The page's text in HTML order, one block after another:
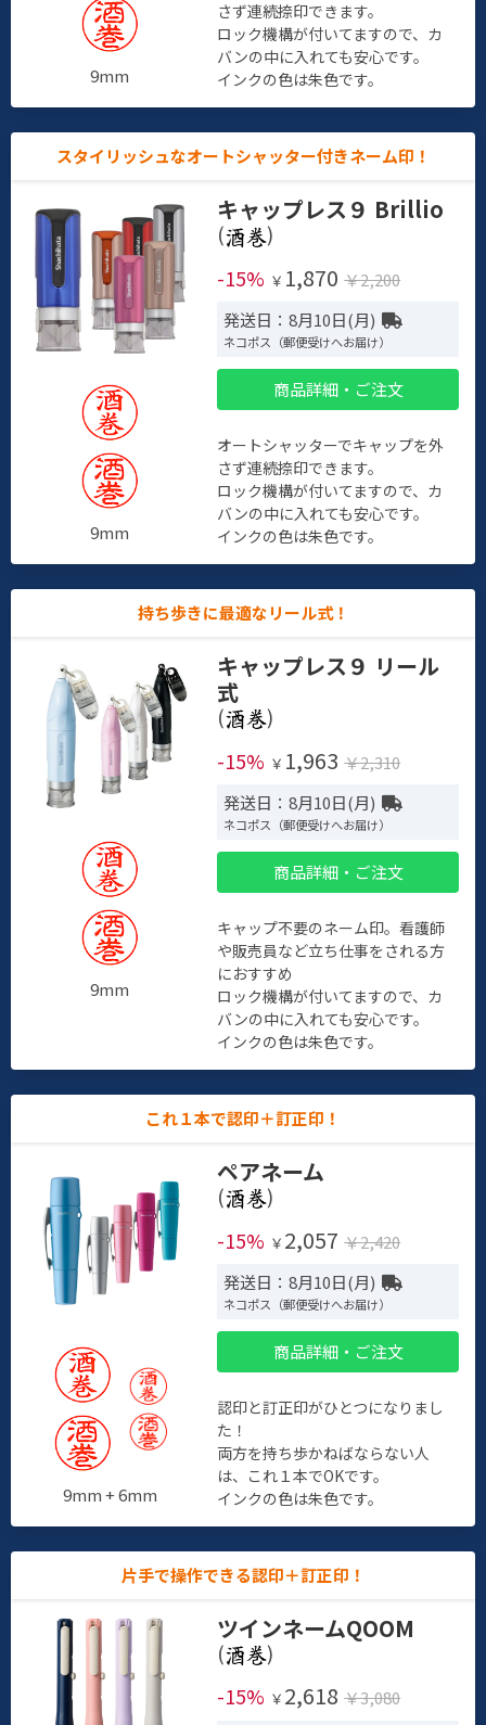
9mm
さず連続捺印できます。
ロック機構が付いてますので、カ
バンの中に入れても安心です。
インクの色は朱色です。
スタイリッシュなオートシャッター付きネーム印！
9mm
キャップレス９ Brillio
(
)
-15% ￥ 1,870 ￥2,200
発送日：8月10日(月)
ネコポス（郵便受けへお届け）
商品詳細・ご注文
オートシャッターでキャップを外
さず連続捺印できます。
ロック機構が付いてますので、カ
バンの中に入れても安心です。
インクの色は朱色です。
持ち歩きに最適なリール式！
9mm
キャップレス９ リール
式
(
)
-15% ￥ 1,963 ￥2,310
発送日：8月10日(月)
ネコポス（郵便受けへお届け）
商品詳細・ご注文
キャップ不要のネーム印。看護師
や販売員など立ち仕事をされる方
におすすめ
ロック機構が付いてますので、カ
バンの中に入れても安心です。
インクの色は朱色です。
これ１本で認印＋訂正印！
9mm + 6mm
ペアネーム
(
)
-15% ￥ 2,057 ￥2,420
発送日：8月10日(月)
ネコポス（郵便受けへお届け）
商品詳細・ご注文
認印と訂正印がひとつになりまし
た！
両方を持ち歩かねばならない人
は、これ１本でOKです。
インクの色は朱色です。
片手で操作できる認印＋訂正印！
ツインネームQOOM
(
)
-15% ￥ 2,618 ￥3,080